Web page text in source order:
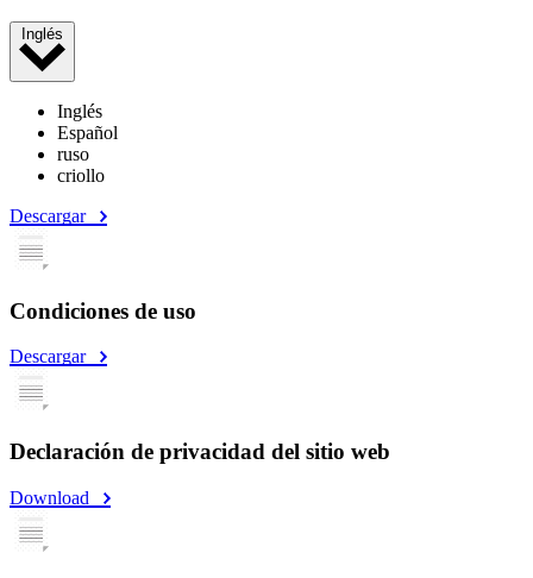
Inglés
Inglés
Español
ruso
criollo
Descargar
Condiciones de uso
Descargar
Declaración de privacidad del sitio web
Download